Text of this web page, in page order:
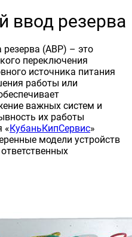
ввод резерва
резерва (АВР) – это
переключения
источника питания
работы или
важных систем и
их работы
«КубаньКипСервис»
модели устройств